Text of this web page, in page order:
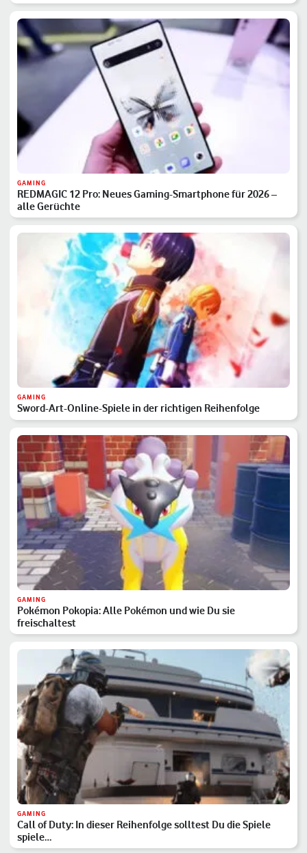
GAMING
REDMAGIC 12 Pro: Neues Gaming-Smartphone für 2026 –
alle Gerüchte
GAMING
Sword-Art-Online-Spiele in der richtigen Reihenfolge
GAMING
Pokémon Pokopia: Alle Pokémon und wie Du sie
freischaltest
GAMING
Call of Duty: In dieser Reihenfolge solltest Du die Spiele
spiele…